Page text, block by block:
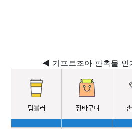
◀ 기프트조아 판촉물